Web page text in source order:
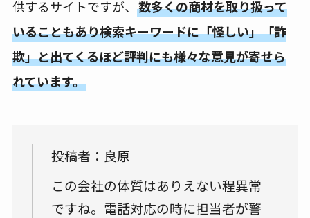
供するサイトですが、 数多くの商材を取り扱って
いることもあり検索キーワードに「怪しい」「詐
欺」と出てくるほど評判にも様々な意見が寄せら
れています。
投稿者：良原
この会社の体質はありえない程異常
ですね。電話対応の時に担当者が警